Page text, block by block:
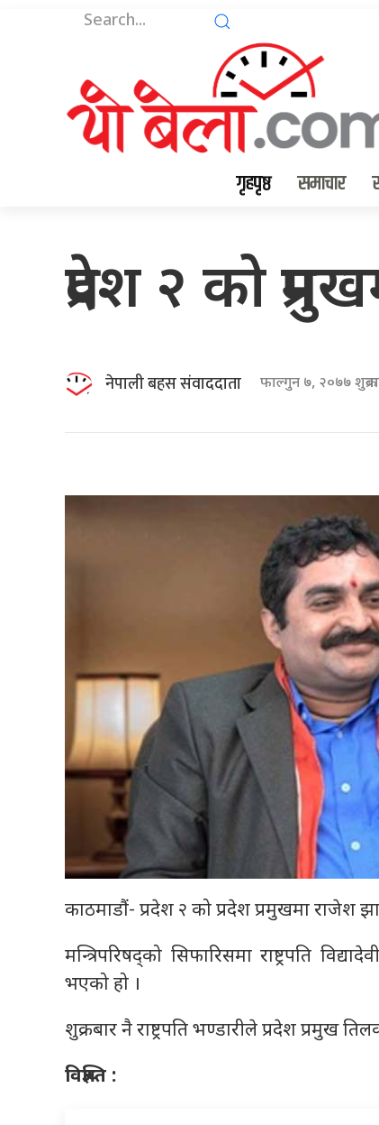
गृहपृष्ठ समाचार
प्रदेश २ को
नेपाली बहस संवाददाता फाल्गुन ७, २०७७
काठमाडौं- प्रदेश २ को प्रदेश प्रमुखमा राजेश
मन्त्रिपरिषद्को सिफारिसमा राष्ट्रपति
भएको हो ।
शुक्रबार नै राष्ट्रपति भण्डारीले प्रदेश प्रमुख
विज्ञप्ति :